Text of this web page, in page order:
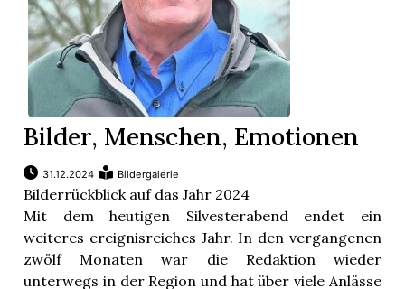
Bremgarten
Bilder, Menschen, Emotionen
31.12.2024 Bildergalerie
Bilderrückblick auf das Jahr 2024
Mit dem heutigen Silvesterabend endet ein
weiteres ereignisreiches Jahr. In den vergangenen
zwölf Monaten war die Redaktion wieder
unterwegs in der Region und hat über viele Anlässe